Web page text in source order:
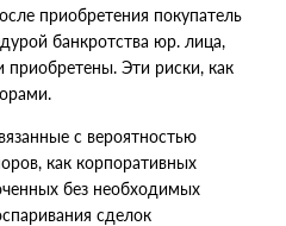
приобретения покупатель
банкротства юр. лица,
приобретены. Эти риски, как
с вероятностью
как корпоративных
без необходимых
сделок